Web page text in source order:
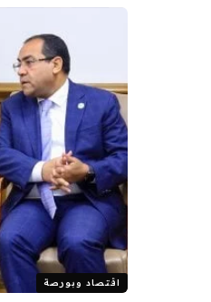
اقتصاد وبورصة